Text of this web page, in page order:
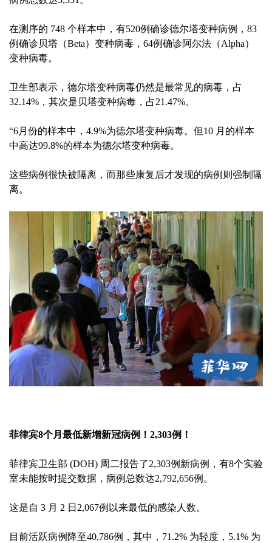
在测序的 748 个样本中，有520例确诊德尔塔变种病例，83
例确诊贝塔（Beta）变种病毒，64例确诊阿尔法（Alpha）
变种病毒。
卫生部表示，德尔塔变种病毒仍然是最常见的病毒，占
32.14%，其次是贝塔变种病毒，占21.47%。
“6月份的样本中，4.9%为德尔塔变种病毒。但10 月的样本
中高达99.8%的样本为德尔塔变种病毒。
这些病例很快被隔离，而那些康复后才发现的病例则强制隔
离。
菲律宾8个月最低新增新冠病例！2,303例！
菲律宾卫生部 (DOH) 周二报告了2,303例新病例，有8个实验
室未能按时提交数据，病例总数达2,792,656例。
这是自 3 月 2 日2,067例以来最低的感染人数。
目前活跃病例降至40,786例，其中，71.2% 为轻度，5.1% 为